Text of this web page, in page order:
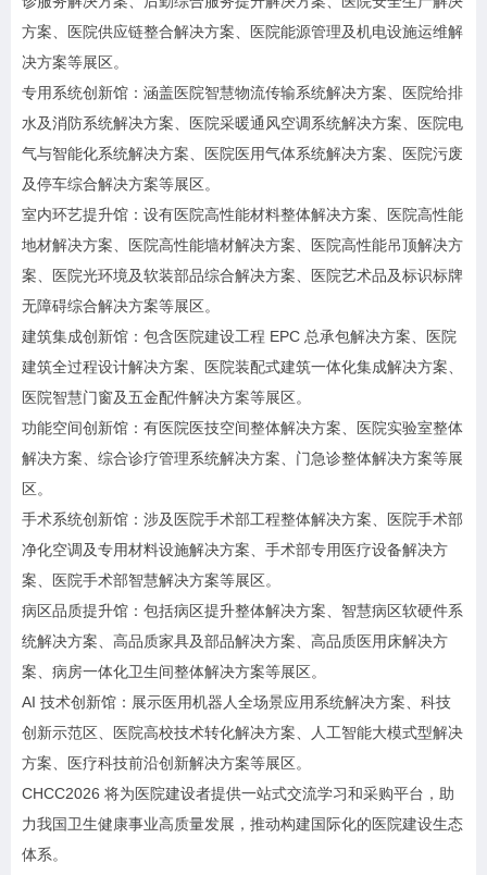
方案、医院供应链整合解决方案、医院能源管理及机电设施运维解
决方案等展区。
专用系统创新馆：涵盖医院智慧物流传输系统解决方案、医院给排
水及消防系统解决方案、医院采暖通风空调系统解决方案、医院电
气与智能化系统解决方案、医院医用气体系统解决方案、医院污废
及停车综合解决方案等展区。
室内环艺提升馆：设有医院高性能材料整体解决方案、医院高性能
地材解决方案、医院高性能墙材解决方案、医院高性能吊顶解决方
案、医院光环境及软装部品综合解决方案、医院艺术品及标识标牌
无障碍综合解决方案等展区。
建筑集成创新馆：包含医院建设工程 EPC 总承包解决方案、医院
建筑全过程设计解决方案、医院装配式建筑一体化集成解决方案、
医院智慧门窗及五金配件解决方案等展区。
功能空间创新馆：有医院医技空间整体解决方案、医院实验室整体
解决方案、综合诊疗管理系统解决方案、门急诊整体解决方案等展
区。
手术系统创新馆：涉及医院手术部工程整体解决方案、医院手术部
净化空调及专用材料设施解决方案、手术部专用医疗设备解决方
案、医院手术部智慧解决方案等展区。
病区品质提升馆：包括病区提升整体解决方案、智慧病区软硬件系
统解决方案、高品质家具及部品解决方案、高品质医用床解决方
案、病房一体化卫生间整体解决方案等展区。
AI 技术创新馆：展示医用机器人全场景应用系统解决方案、科技
创新示范区、医院高校技术转化解决方案、人工智能大模式型解决
方案、医疗科技前沿创新解决方案等展区。
CHCC2026 将为医院建设者提供一站式交流学习和采购平台，助
力我国卫生健康事业高质量发展，推动构建国际化的医院建设生态
体系。